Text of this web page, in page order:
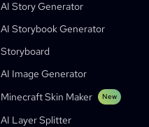
AI Story Generator
AI Storybook Generator
Storyboard
AI Image Generator
Minecraft Skin Maker
New
AI Layer Splitter